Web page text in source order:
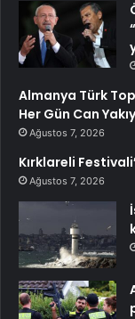
Almanya Türk
Her Gün Can
Ağustos 7, 2026
Kırklareli
Ağustos 7, 2026